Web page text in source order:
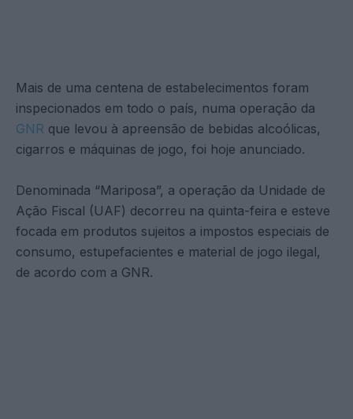
Mais de uma centena de estabelecimentos foram
inspecionados em todo o país, numa operação da
GNR que levou à apreensão de bebidas alcoólicas,
cigarros e máquinas de jogo, foi hoje anunciado.
Denominada “Mariposa”, a operação da Unidade de
Ação Fiscal (UAF) decorreu na quinta-feira e esteve
focada em produtos sujeitos a impostos especiais de
consumo, estupefacientes e material de jogo ilegal,
de acordo com a GNR.